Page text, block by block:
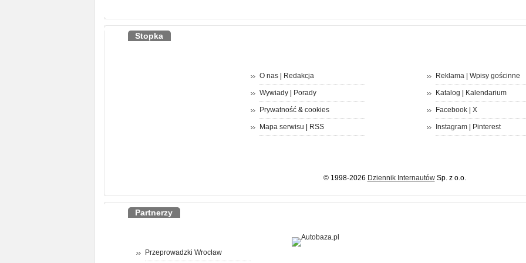
Stopka
O nas| Redakcja
Wywiady| Porady
Prywatność& cookies
Mapa serwisu RSS
Reklama| Wpisy gościnne
Katalog Kalendarium
Facebook| X
Instagram| Pinterest
© 1998-2026 Dziennik InternautówSp. z o.o.
Partnerzy
Przeprowadzki Wrocław